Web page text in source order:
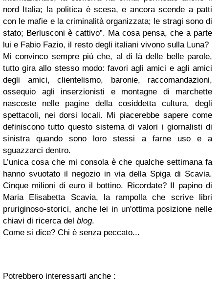
nord Italia; la politica è scesa, e ancora scende a patti
con le mafie e la criminalità organizzata; le stragi sono di
stato; Berlusconi è cattivo”. Ma cosa pensa, che a parte
lui e Fabio Fazio, il resto degli italiani vivono sulla Luna?
Mi convinco sempre più che, al di là delle belle parole,
tutto gira allo stesso modo: favori agli amici e agli amici
degli amici, clientelismo, baronie, raccomandazioni,
ossequio agli inserzionisti e montagne di marchette
nascoste nelle pagine della cosiddetta cultura, degli
spettacoli, nei dorsi locali. Mi piacerebbe sapere come
definiscono tutto questo sistema di valori i giornalisti di
sinistra quando sono loro stessi a farne uso e a
sguazzarci dentro.
L’unica cosa che mi consola è che qualche settimana fa
hanno svuotato il negozio in via della Spiga di Scavia.
Cinque milioni di euro il bottino. Ricordate? Il papino di
Maria Elisabetta Scavia, la rampolla che scrive libri
pruriginoso-storici, anche lei in un'ottima posizione nelle
chiavi di ricerca del blog.
Come si dice? Chi è senza peccato...
Potrebbero interessarti anche :